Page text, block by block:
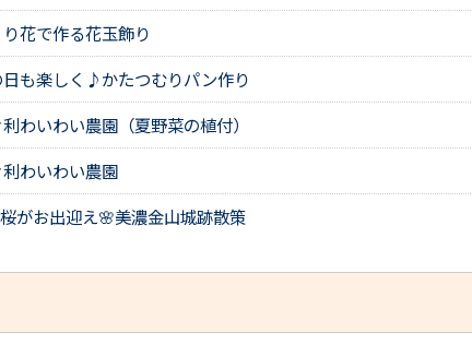
花で作る花玉飾り
も楽しく♪かたつむりパン作り
わいわい農園（夏野菜の植付）
わいわい農園
がお出迎え🌸美濃金山城跡散策